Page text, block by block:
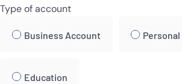
Type of account
Business Account
Education